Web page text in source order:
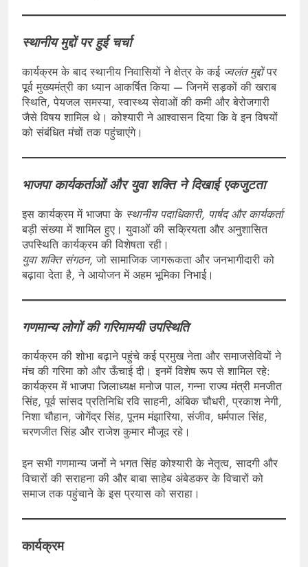
स्थानीय मुद्दों पर हुई चर्चा
कार्यक्रम के बाद स्थानीय निवासियों ने क्षेत्र के कई ज्वलंत मुद्दोंपर
पूर्व मुख्यमंत्री का ध्यान आकर्षित किया — जिनमें सड़कों की खराब
स्थिति, पेयजल समस्या, स्वास्थ्य सेवाओं की कमी और बेरोजगारी
जैसे विषय शामिल थे। कोश्यारी ने आश्वासन दिया कि वे इन विषयों
को संबंधित मंचों तक पहुंचाएंगे।
भाजपा कार्यकर्ताओं और युवा शक्ति ने दिखाई एकजुटता
इस कार्यक्रम में भाजपा के स्थानीय पदाधिकारी, पार्षद और कार्यकर्ता
बड़ी संख्या में शामिल हुए। युवाओं की सक्रियता और अनुशासित
उपस्थिति कार्यक्रम की विशेषता रही।
युवा शक्ति संगठन, जो सामाजिक जागरूकता और जनभागीदारी को
बढ़ावा देता है, ने आयोजन में अहम भूमिका निभाई।
गणमान्य लोगों की गरिमामयी उपस्थिति
कार्यक्रम की शोभा बढ़ाने पहुंचे कई प्रमुख नेता और समाजसेवियों ने
मंच की गरिमा को और ऊँचाई दी। इनमें विशेष रूप से शामिल रहे:
कार्यक्रम में भाजपा जिलाध्यक्ष मनोज पाल, गन्ना राज्य मंत्री मनजीत
सिंह, पूर्व सांसद प्रतिनिधि रवि साहनी, अंबिक चौधरी, प्रकाश नेगी,
निशा चौहान, जोगेंद्र सिंह, पूनम मंझारिया, संजीव, धर्मपाल सिंह,
चरणजीत सिंह और राजेश कुमार मौजूद रहे।
इन सभी गणमान्य जनों ने भगत सिंह कोश्यारी के नेतृत्व, सादगी और
विचारों की सराहना की और बाबा साहेब अंबेडकर के विचारों को
समाज तक पहुंचाने के इस प्रयास को सराहा।
कार्यक्रम